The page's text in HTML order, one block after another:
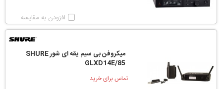
افزودن به مقایسه
میکروفن بی سیم یقه ای شور SHURE
GLXD14E/85
تماس برای خرید